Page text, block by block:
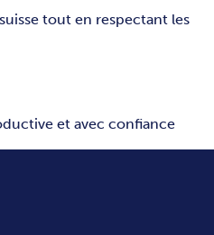
tout en respectant les
et avec confiance